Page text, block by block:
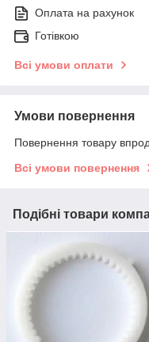
Оплата на рахунок
Готівкою
Всі умови оплати
Умови повернення
Повернення товару
Всі умови повернення
Подібні товари